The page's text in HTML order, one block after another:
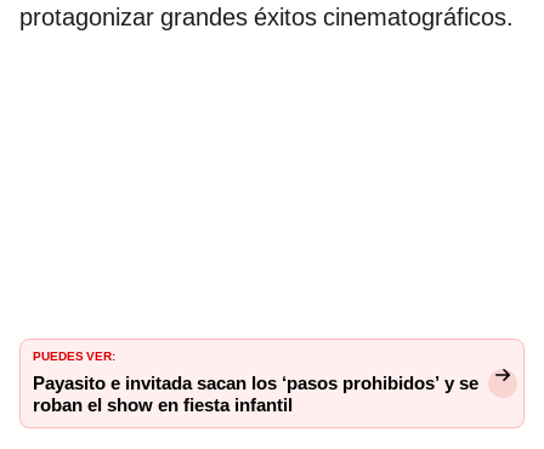
protagonizar grandes éxitos cinematográficos.
PUEDES VER:
Payasito e invitada sacan los ‘pasos prohibidos’ y se
roban el show en fiesta infantil